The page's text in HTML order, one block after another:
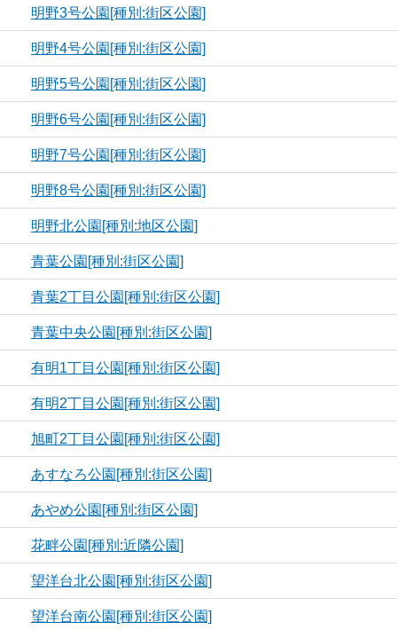
明野3号公園[種別:街区公園]
明野4号公園[種別:街区公園]
明野5号公園[種別:街区公園]
明野6号公園[種別:街区公園]
明野7号公園[種別:街区公園]
明野8号公園[種別:街区公園]
明野北公園[種別:地区公園]
青葉公園[種別:街区公園]
青葉2丁目公園[種別:街区公園]
青葉中央公園[種別:街区公園]
有明1丁目公園[種別:街区公園]
有明2丁目公園[種別:街区公園]
旭町2丁目公園[種別:街区公園]
あすなろ公園[種別:街区公園]
あやめ公園[種別:街区公園]
花畔公園[種別:近隣公園]
望洋台北公園[種別:街区公園]
望洋台南公園[種別:街区公園]